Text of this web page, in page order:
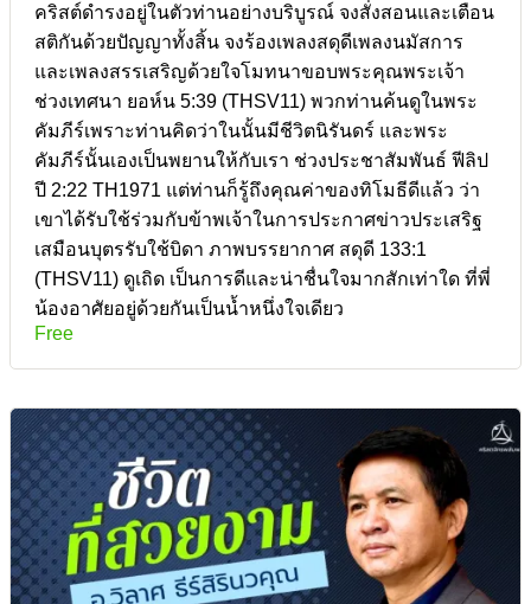
คริสต์ดำรงอยู่ในตัวท่านอย่างบริบูรณ์ จงสั่งสอนและเตือน
สติกันด้วยปัญญาทั้งสิ้น จงร้องเพลงสดุดีเพลงนมัสการ
และเพลงสรรเสริญด้วยใจโมทนาขอบพระคุณพระเจ้า
ช่วงเทศนา ยอห์น 5:39 (THSV11) พวกท่านค้นดูในพระ
คัมภีร์เพราะท่านคิดว่าในนั้นมีชีวิตนิรันดร์ และพระ
คัมภีร์นั้นเองเป็นพยานให้กับเรา ช่วงประชาสัมพันธ์ ฟีลิป
ปี 2:22 TH1971 แต่ท่านก็รู้ถึงคุณค่าของทิโมธีดีแล้ว ว่า
เขาได้รับใช้ร่วมกับข้าพเจ้าในการประกาศข่าวประเสริฐ
เสมือนบุตรรับใช้บิดา ภาพบรรยากาศ สดุดี 133:1
(THSV11) ดูเถิด เป็นการดีและน่าชื่นใจมากสักเท่าใด ที่พี่
น้องอาศัยอยู่ด้วยกันเป็นน้ำหนึ่งใจเดียว
Free